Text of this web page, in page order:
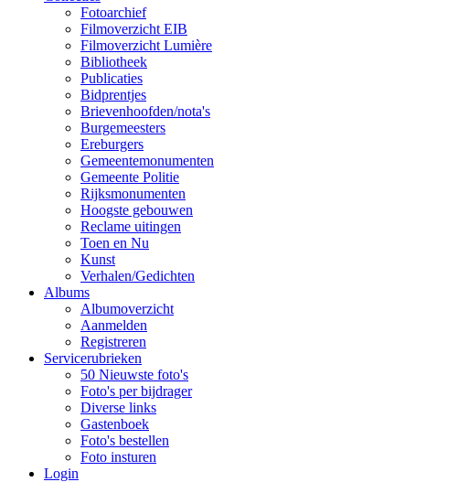
Fotoarchief
Filmoverzicht EIB
Filmoverzicht Lumière
Bibliotheek
Publicaties
Bidprentjes
Brievenhoofden/nota's
Burgemeesters
Ereburgers
Gemeentemonumenten
Gemeente Politie
Rijksmonumenten
Hoogste gebouwen
Reclame uitingen
Toen en Nu
Kunst
Verhalen/Gedichten
Albums
Albumoverzicht
Aanmelden
Registreren
Servicerubrieken
50 Nieuwste foto's
Foto's per bijdrager
Diverse links
Gastenboek
Foto's bestellen
Foto insturen
Login